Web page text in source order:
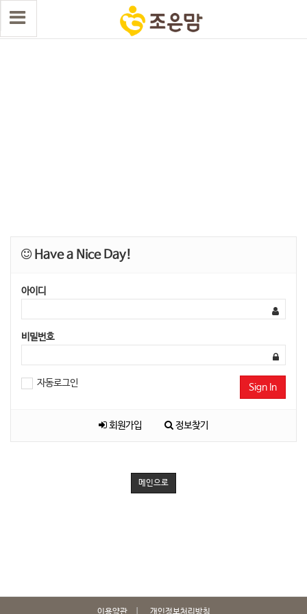
Have a Nice Day!
아이디
비밀번호
자동로그인 Sign In
회원가입 정보찾기
메인으로
이용약관 개인정보처리방침